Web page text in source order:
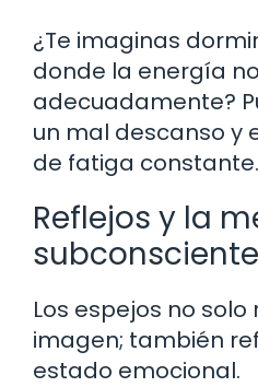
¿Te imaginas
donde la energía
adecuadamente?
un mal descanso y
de fatiga constante.
Reflejos y la
subconsciente
Los espejos no
imagen; también
estado emocional.